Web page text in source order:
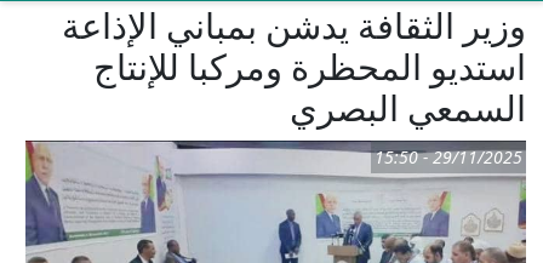
وزير الثقافة يدشن بمباني الإذاعة
استديو المحظرة ومركبا للإنتاج
السمعي البصري
29/11/2025 - 15:50